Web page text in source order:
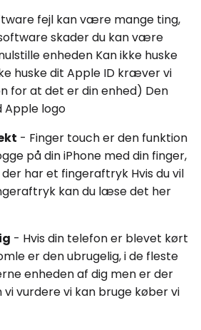
fejl kan være mange ting,
skader du kan være
enheden Kan ikke huske
huske dit Apple ID kræver vi
for at det er din enhed) Den
Apple logo
- Finger touch er den funktion
på din iPhone med din finger,
har et fingeraftryk Hvis du vil
kan du læse det her
- Hvis din telefon er blevet kørt
er den ubrugelig, i de fleste
enheden af dig men er der
vurdere vi kan bruge køber vi